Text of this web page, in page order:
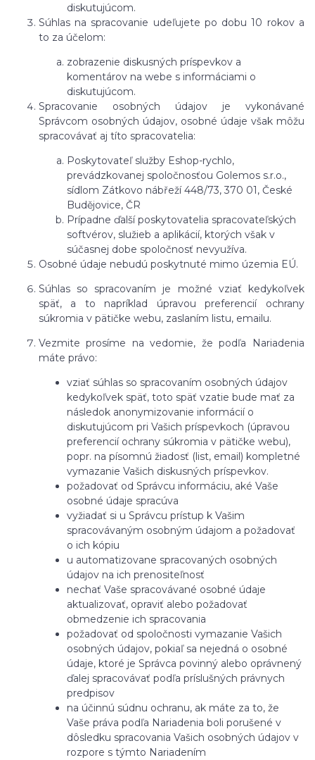
diskutujúcom.
Súhlas na spracovanie udeľujete po dobu10 rokova
to za účelom:
zobrazenie diskusných príspevkov a
komentárov na webe s informáciami o
diskutujúcom.
Spracovanie osobných údajov je vykonávané
Správcom osobných údajov, osobné údaje však môžu
spracovávať aj títo spracovatelia:
Poskytovateľ služby Eshop-rychlo,
prevádzkovanej spoločnosťou Golemos s.r.o.,
sídlom Zátkovo nábřeží 448/73, 370 01, České
Budějovice, ČR
Prípadne ďalší poskytovatelia spracovateľských
softvérov, služieb a aplikácií, ktorých však v
súčasnej dobe spoločnosť nevyužíva.
Osobné údaje nebudú poskytnuté mimo územia EÚ.
Súhlas so spracovaním je možné vziať kedykoľvek
späť, a to napríklad úpravou preferencií ochrany
súkromia v pätičke webu, zaslaním listu, emailu.
Vezmite prosíme na vedomie, že podľa Nariadenia
máte právo:
vziať súhlas so spracovaním osobných údajov
kedykoľvek späť, toto späť vzatie bude mať za
následok anonymizovanie informácií o
diskutujúcom pri Vašich príspevkoch (úpravou
preferencií ochrany súkromia v pätičke webu),
popr. na písomnú žiadosť (list, email) kompletné
vymazanie Vašich diskusných príspevkov.
požadovať od Správcu informáciu, aké Vaše
osobné údaje spracúva
vyžiadať si u Správcu prístup k Vašim
spracovávaným osobným údajom a požadovať
o ich kópiu
u automatizovane spracovaných osobných
údajov na ich prenositeľnosť
nechať Vaše spracovávané osobné údaje
aktualizovať, opraviť alebo požadovať
obmedzenie ich spracovania
požadovať od spoločnosti vymazanie Vašich
osobných údajov, pokiaľ sa nejedná o osobné
údaje, ktoré je Správca povinný alebo oprávnený
ďalej spracovávať podľa príslušných právnych
predpisov
na účinnú súdnu ochranu, ak máte za to, že
Vaše práva podľa Nariadenia boli porušené v
dôsledku spracovania Vašich osobných údajov v
rozpore s týmto Nariadením